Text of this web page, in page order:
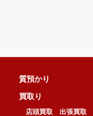
質預かり
買取り
店頭買取 出張買取